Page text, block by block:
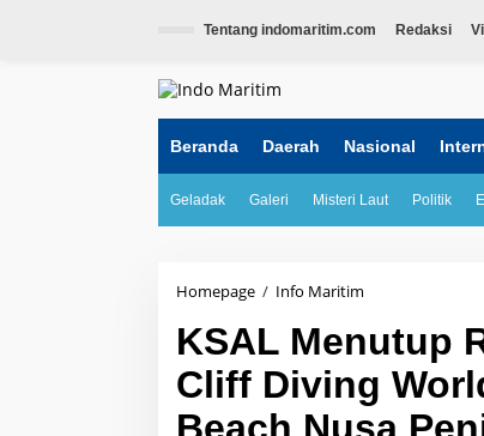
Tentang indomaritim.com Redaksi
Beranda Daerah Nasional
Geladak Galeri Misteri Laut Politik
Homepage / Info Maritim
A
L
M
e
n
KSAL Menutup
Cliff Diving